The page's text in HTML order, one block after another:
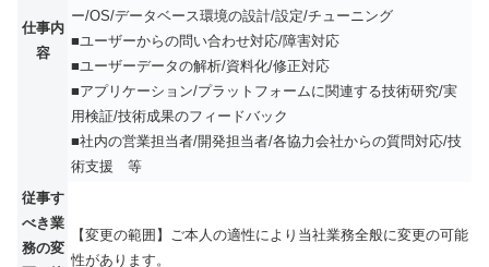
仕事内
容
ー/OS/データベース環境の設計/設定/チューニング
■ユーザーからの問い合わせ対応/障害対応
■ユーザーデータの解析/資料化/修正対応
■アプリケーション/プラットフォームに関連する技術研究/実
用検証/技術成果のフィードバック
■社内の営業担当者/開発担当者/各協力会社からの質問対応/技
術支援 等
従事す
べき業
務の変
【変更の範囲】ご本人の適性により当社業務全般に変更の可能
性があります。